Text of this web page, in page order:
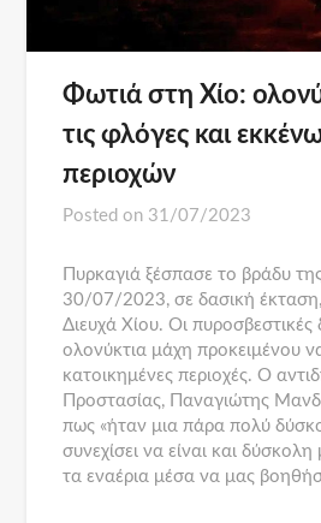
Φωτιά στη Χίο:
τις φλόγες και
περιοχών
Posted on 31/07/2023
Πυρκαγιά ξέσπασε το βράδυ
30/07/2023, σε δασική
Διευχά Χίου. Οι
ολονύκτια μάχη προκειμένου
κατοικημένες περιοχές. Ο
Προστασίας, Παναγιώτης
πως «ήταν μια πάρα πολύ
συνεχίσει να είναι και
τα εναέρια μέσα να μας